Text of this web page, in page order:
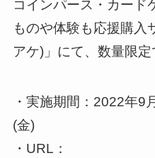
コインパース・カード
ものや体験も応援購入
アケ)」にて、数量限定
・実施期間：2022年9
(金)
・URL：